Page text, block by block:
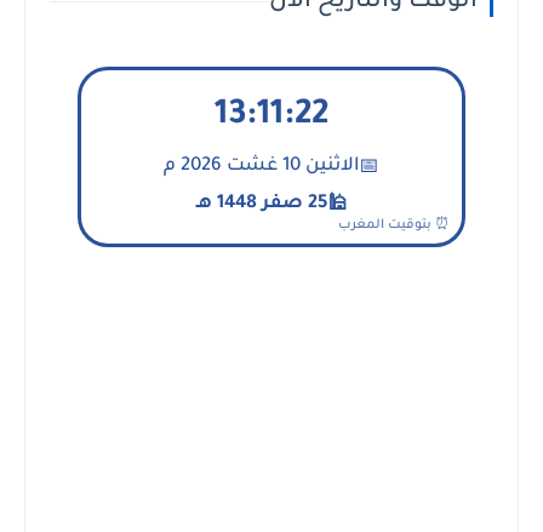
13:11:23
📅الاثنين 10 غشت 2026 م
🕌25 صفر 1448 هـ
⏰ بتوقيت المغرب